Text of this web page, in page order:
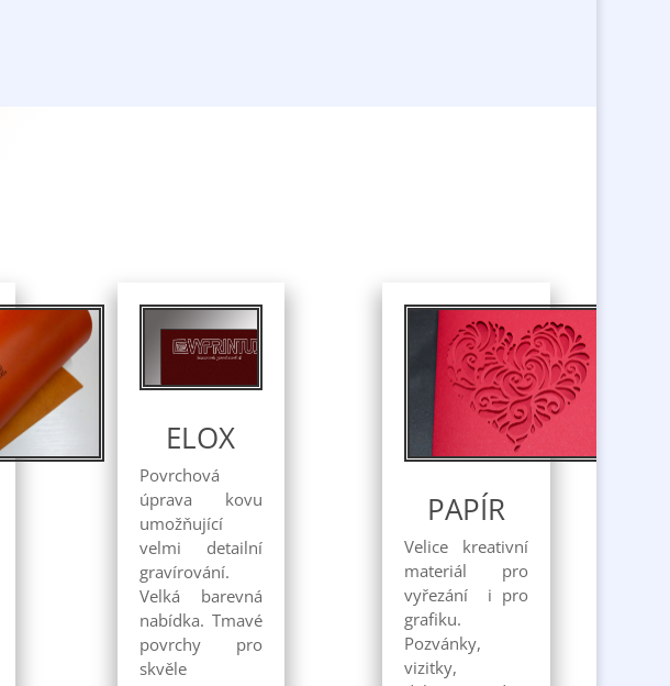
ELOX
Povrchová
úprava kovu
umožňující
velmi detailní
gravírování.
Velká barevná
nabídka. Tmavé
povrchy pro
skvěle
PAPÍR
Velice kreativní
materiál pro
vyřezání i pro
grafiku.
Pozvánky,
vizitky,